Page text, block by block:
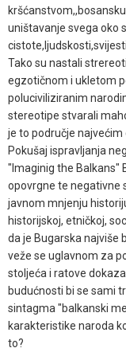
uništavanje svega oko
Tako su nastali
egzotičnom i ukletom
poluciviliziranim
stereotipe stvarali
je to područje najvećim
Pokušaj ispravljanja
"Imaginig the Balkans"
opovrgne te negativne
javnom mnjenju
historijskoj, etničkoj,
da je Bugarska najviše
veže se uglavnom za
stoljeća i ratove
budućnosti bi se sami
sintagma "balkanski
karakteristike naroda
to?